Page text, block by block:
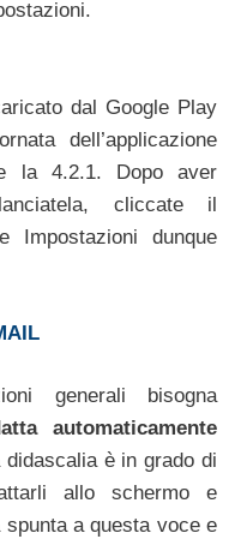
dal Google Play
dell’applicazione
la 4.2.1. Dopo aver
cliccate il
Impostazioni dunque
generali bisogna
automaticamente
è in grado di
allo schermo e
a questa voce e